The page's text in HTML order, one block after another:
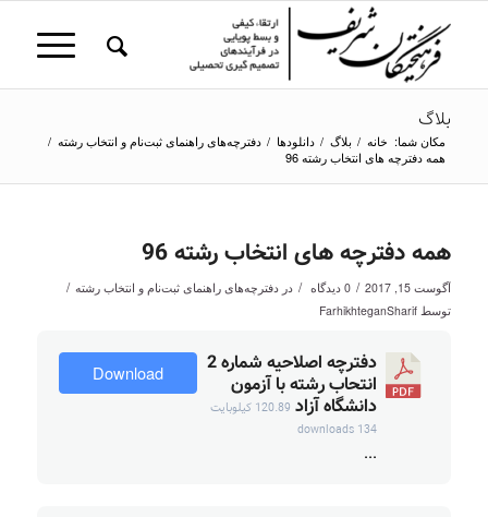
بلاگ
مکان شما: خانه / بلاگ / دانلودها / دفترچه‌های راهنمای ثبت‌نام و انتخاب رشته /
همه دفترچه های انتخاب رشته 96
همه دفترچه های انتخاب رشته 96
آگوست 15, 2017 / 0 دیدگاه / در دفترچه‌های راهنمای ثبت‌نام و انتخاب رشته /
توسط FarhikhteganSharif
دفترچه اصلاحیه شماره 2
انتحاب رشته با آزمون
دانشگاه آزاد 120.89 کیلوبایت
134 downloads
...
Download